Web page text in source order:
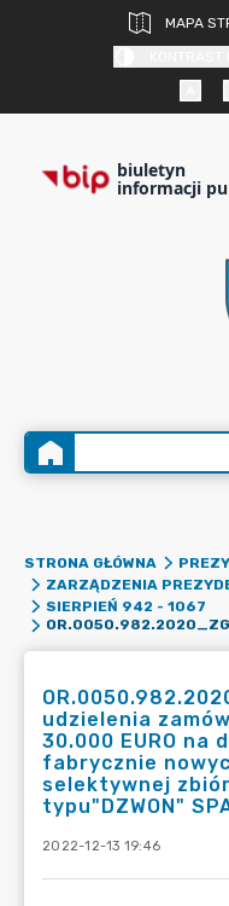
MAPA
biuletyn
informacji
STRONA GŁÓWNA
ZARZĄDZENIA
SIERPIEŃ 942 - 1067
udzielenia
30.000 EURO na
fabrycznie
selektywnej
typu"DZWON"
2022-12-13 19:46